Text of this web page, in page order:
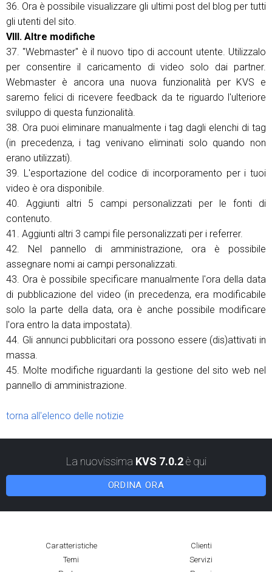
36. Ora è possibile visualizzare gli ultimi post del blog per tutti
gli utenti del sito.
VIII. Altre modifiche
37. "Webmaster" è il nuovo tipo di account utente. Utilizzalo
per consentire il caricamento di video solo dai partner.
Webmaster è ancora una nuova funzionalità per KVS e
saremo felici di ricevere feedback da te riguardo l'ulteriore
sviluppo di questa funzionalità.
38. Ora puoi eliminare manualmente i tag dagli elenchi di tag
(in precedenza, i tag venivano eliminati solo quando non
erano utilizzati).
39. L'esportazione del codice di incorporamento per i tuoi
video è ora disponibile.
40. Aggiunti altri 5 campi personalizzati per le fonti di
contenuto.
41. Aggiunti altri 3 campi file personalizzati per i referrer.
42. Nel pannello di amministrazione, ora è possibile
assegnare nomi ai campi personalizzati.
43. Ora è possibile specificare manualmente l'ora della data
di pubblicazione del video (in precedenza, era modificabile
solo la parte della data, ora è anche possibile modificare
l'ora entro la data impostata).
44. Gli annunci pubblicitari ora possono essere (dis)attivati ​​in
massa.
45. Molte modifiche riguardanti la gestione del sito web nel
pannello di amministrazione.
torna all'elenco delle notizie
La nuovissima KVS 7.0.2è qui
ORDINA ORA
Caratteristiche
Clienti
Temi
Servizi